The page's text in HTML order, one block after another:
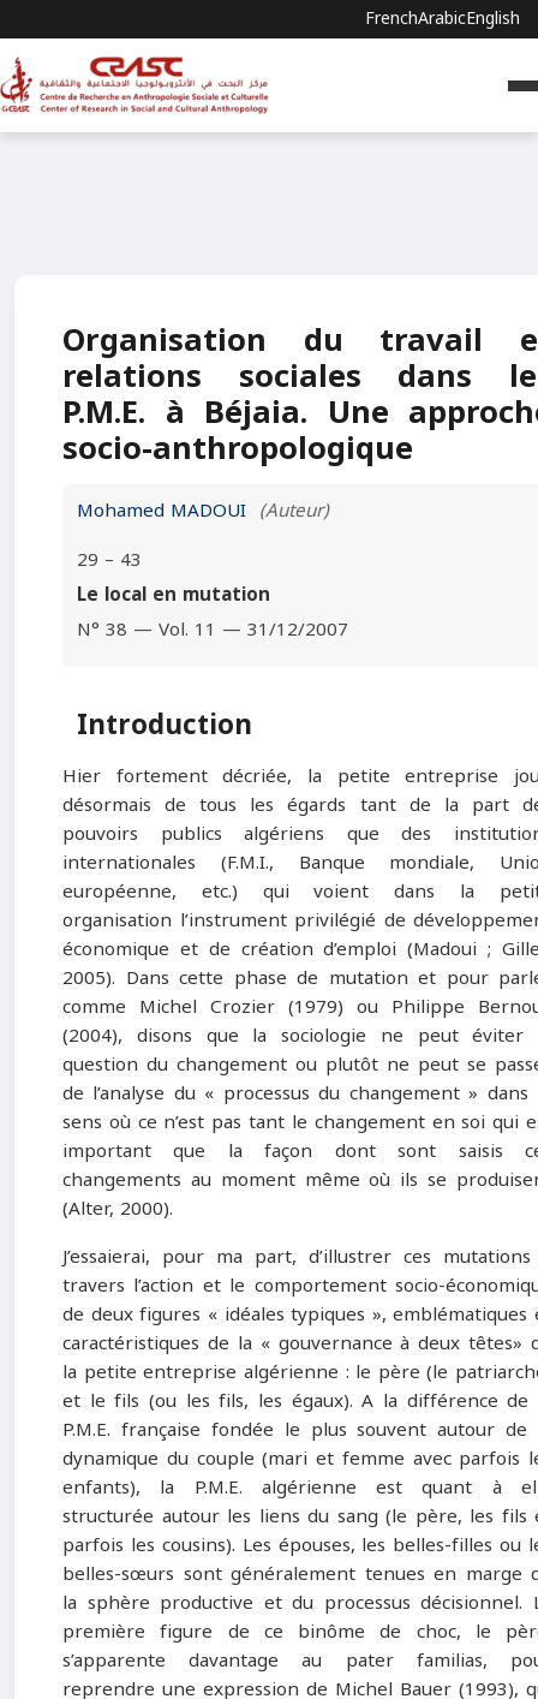
FrenchArabicEnglish
Organisation du travail
relations sociales dans
P.M.E. à Béjaia. Une
socio-anthropologique
Mohamed MADOUI (Auteur)
29 – 43
Le local en mutation
N° 38 — Vol. 11 — 31/12/2007
Introduction
Hier fortement décriée, la petite entreprise
désormais de tous les égards tant de la part
pouvoirs publics algériens que des
internationales (F.M.I., Banque mondiale,
européenne, etc.) qui voient dans la
organisation l’instrument privilégié de
économique et de création d’emploi (Madoui ;
2005). Dans cette phase de mutation et pour
comme Michel Crozier (1979) ou Philippe
(2004), disons que la sociologie ne peut éviter
question du changement ou plutôt ne peut se
de l’analyse du « processus du changement » dans
sens où ce n’est pas tant le changement en soi qui
important que la façon dont sont saisis
changements au moment même où ils se
(Alter, 2000).
J’essaierai, pour ma part, d’illustrer ces
travers l’action et le comportement socio-
de deux figures « idéales typiques », emblématiques
caractéristiques de la « gouvernance à deux têtes»
la petite entreprise algérienne : le père (le
et le fils (ou les fils, les égaux). A la différence de
P.M.E. française fondée le plus souvent autour de
dynamique du couple (mari et femme avec parfois
enfants), la P.M.E. algérienne est quant à
structurée autour les liens du sang (le père, les fils
parfois les cousins). Les épouses, les belles-filles ou
belles-sœurs sont généralement tenues en marge
la sphère productive et du processus décisionnel.
première figure de ce binôme de choc, le
s’apparente davantage au pater familias,
reprendre une expression de Michel Bauer (1993),